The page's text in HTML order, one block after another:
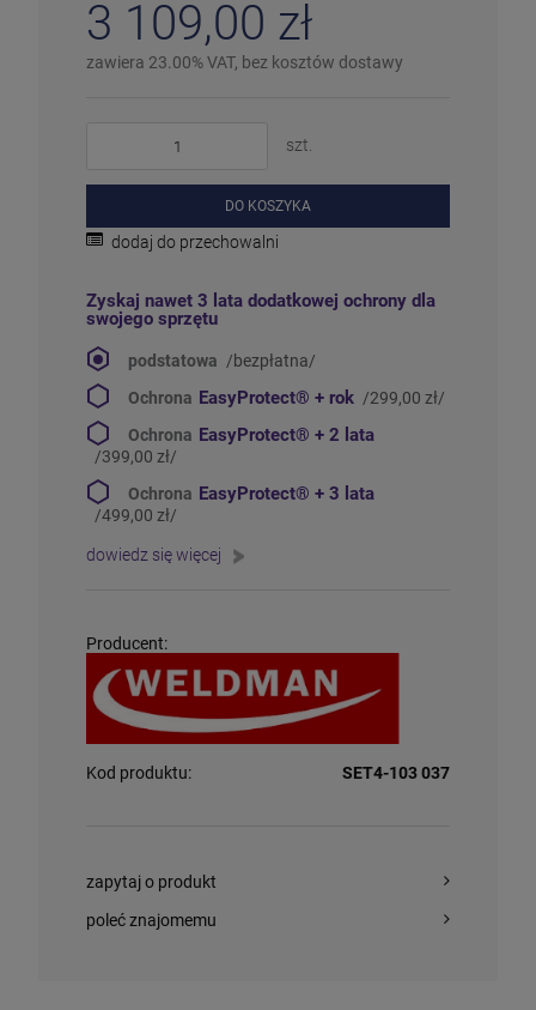
Więcej informacji na temat statusów dostępności
3 109,00 zł
zawiera 23.00% VAT, bez kosztów dostawy
szt.
DO KOSZYKA
dodaj do przechowalni
Zyskaj nawet 3 lata dodatkowej ochrony dla
swojego sprzętu
podstatowa /bezpłatna/
Ochrona EasyProtect® + rok /299,00 zł/
Ochrona EasyProtect® + 2 lata
/399,00 zł/
Ochrona EasyProtect® + 3 lata
/499,00 zł/
dowiedz się więcej
Producent:
Kod produktu: SET4-103 037
zapytaj o produkt
poleć znajomemu